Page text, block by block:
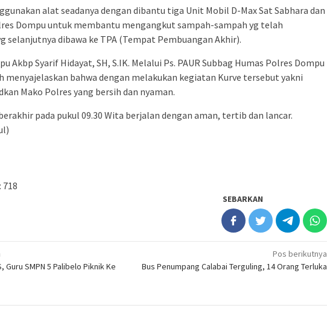
alat seadanya dengan dibantu tiga Unit Mobil D-Max Sat Sabhara dan
Dompu untuk membantu mengangkut sampah-sampah yg telah
selanjutnya dibawa ke TPA (Tempat Pembuangan Akhir).
Akbp Syarif Hidayat, SH, S.IK. Melalui Ps. PAUR Subbag Humas Polres Dompu
menyajelaskan bahwa dengan melakukan kegiatan Kurve tersebut yakni
Mako Polres yang bersih dan nyaman.
pada pukul 09.30 Wita berjalan dengan aman, tertib dan lancar.
718
SEBARKAN
Guru SMPN 5 Palibelo Piknik Ke
Pos berikutnya
Bus Penumpang Calabai Terguling, 14 Orang Terluka